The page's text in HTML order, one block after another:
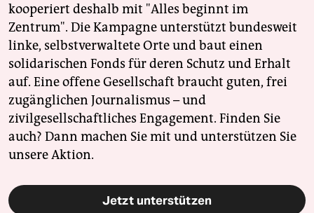
kooperiert deshalb mit "Alles beginnt im
Zentrum". Die Kampagne unterstützt bundesweit
linke, selbstverwaltete Orte und baut einen
solidarischen Fonds für deren Schutz und Erhalt
auf. Eine offene Gesellschaft braucht guten, frei
zugänglichen Journalismus – und
zivilgesellschaftliches Engagement. Finden Sie
auch? Dann machen Sie mit und unterstützen Sie
unsere Aktion.
Jetzt unterstützen